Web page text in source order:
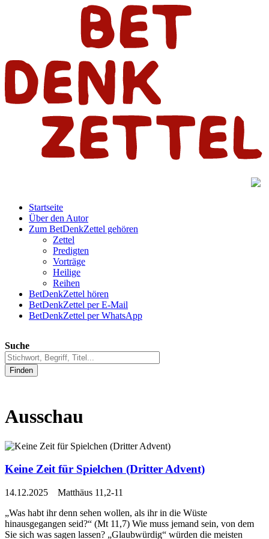
Startseite
Über den Autor
Zum BetDenkZettel gehören
Zettel
Predigten
Vorträge
Heilige
Reihen
BetDenkZettel hören
BetDenkZettel per E-Mail
BetDenkZettel per WhatsApp
Suche
Finden
Ausschau
Keine Zeit für Spielchen (Dritter Advent)
14.12.2025 Matthäus 11,2-11
„Was habt ihr denn sehen wollen, als ihr in die Wüste
hinausgegangen seid?“ (Mt 11,7) Wie muss jemand sein, von dem
Sie sich was sagen lassen? „Glaubwürdig“ würden die meisten